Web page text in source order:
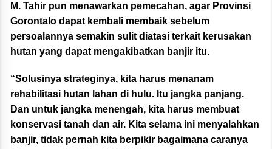
M. Tahir pun menawarkan pemecahan, agar Provinsi
Gorontalo dapat kembali membaik sebelum
persoalannya semakin sulit diatasi terkait kerusakan
hutan yang dapat mengakibatkan banjir itu.
“Solusinya strateginya, kita harus menanam
rehabilitasi hutan lahan di hulu. Itu jangka panjang.
Dan untuk jangka menengah, kita harus membuat
konservasi tanah dan air. Kita selama ini menyalahkan
banjir, tidak pernah kita berpikir bagaimana caranya